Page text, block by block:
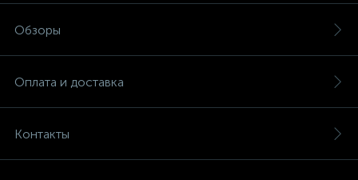
Обзоры
Оплата и доставка
Контакты